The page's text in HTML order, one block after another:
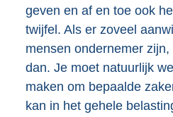
geven en af en toe ook
twijfel. Als er zoveel
mensen ondernemer
dan. Je moet natuurlijk
maken om bepaalde
kan in het gehele